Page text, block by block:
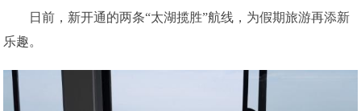
日前，新开通的两条“太湖揽胜”航线，为假期旅游再添新
乐趣。